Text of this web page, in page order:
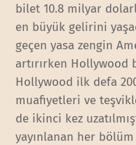
bilet 10.8 milyar
en büyük gelirini
geçen yasa zengin
artırırken
Hollywood ilk defa
muafiyetleri ve
de ikinci kez
yayınlanan her